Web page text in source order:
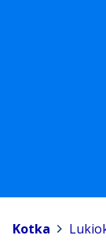
Kotka